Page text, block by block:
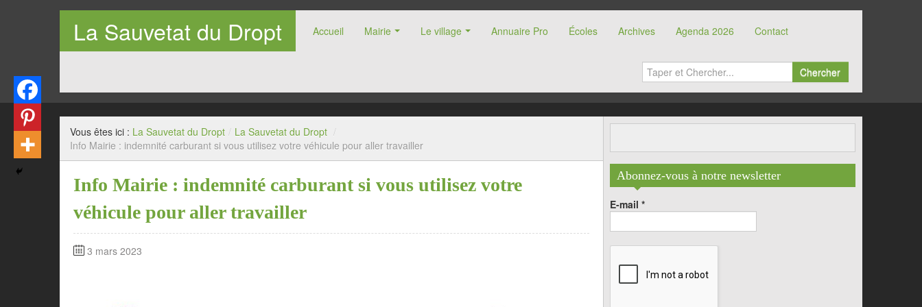
La Sauvetat du Dropt Accueil Mairie Le village Annuaire Pro Écoles Archives Agenda 2026 Contact
Chercher
Vous êtes ici : La Sauvetat du Dropt / La Sauvetat du Dropt /
Info Mairie : indemnité carburant si vous utilisez votre véhicule pour aller travailler
Info Mairie : indemnité carburant si vous utilisez votre
véhicule pour aller travailler
3 mars 2023
Abonnez-vous à notre newsletter
E-mail *